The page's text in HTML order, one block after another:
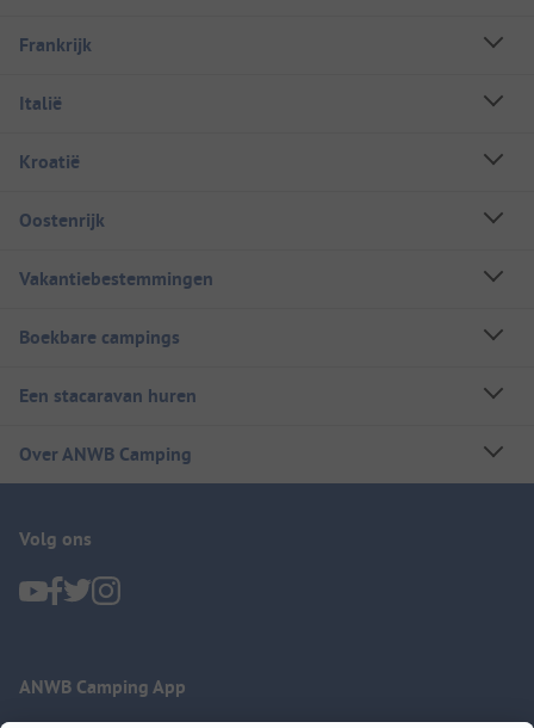
Frankrijk
Italië
Kroatië
Oostenrijk
Vakantiebestemmingen
Boekbare campings
Een stacaravan huren
Over ANWB Camping
Volg ons
ANWB Camping App